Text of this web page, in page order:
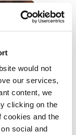
would not
our services,
content, we
clicking on the
cookies and the
social and